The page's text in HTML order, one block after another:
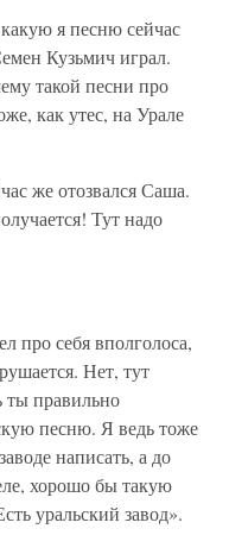
я песню сейчас
Кузьмич играл.
такой песни про
как утес, на Урале
же отозвался Саша.
Тут надо
про себя вполголоса,
Нет, тут
ты правильно
песню. Я ведь тоже
написать, а до
хорошо бы такую
уральский завод».